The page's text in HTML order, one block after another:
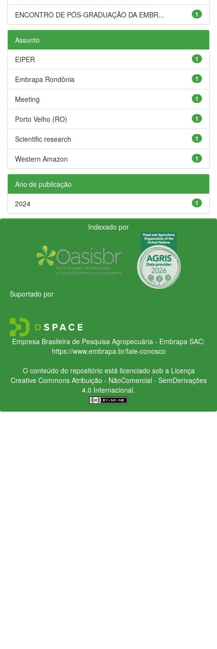
1
ENCONTRO DE PÓS-GRADUAÇÃO DA EMBR...
Assunto
1
EIPER
1
Embrapa Rondônia
1
Meeting
1
Porto Velho (RO)
1
Scientific research
1
Western Amazon
Ano de publicação
1
2024
Indexado por
Suportado por
Empresa Brasileira de Pesquisa Agropecuária - Embrapa SAC:
https://www.embrapa.br/fale-conosco
O conteúdo do repositório está licenciado sob a Licença
Creative CommonsAtribuição - NãoComercial - SemDerivações
4.0 Internacional.